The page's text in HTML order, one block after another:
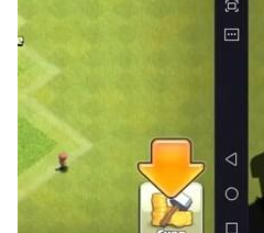
般雀王會館玩家的食胡率大概
並非ai目標)，也就是說，電腦
腦與用家技術相當，用家的勝
是4人玩的遊戲，每四局才贏
麻將遊戲你每兩局就可以贏一
麻將，那麼就是該遊戲的電腦ai
這種自我麻醉的心態的話，雀